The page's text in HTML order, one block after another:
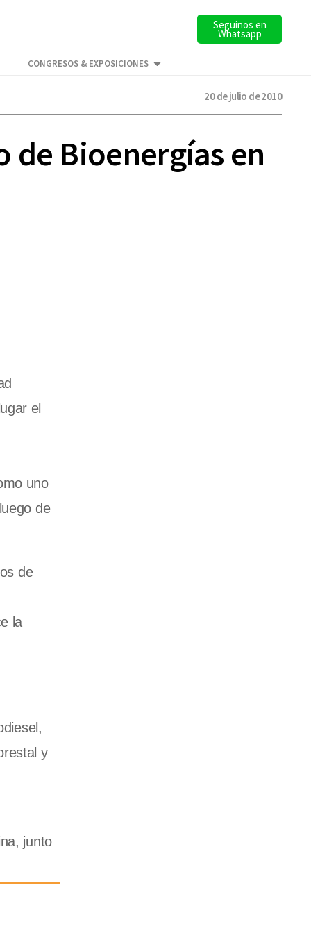
Seguinos en
Whatsapp
CONGRESOS & EXPOSICIONES
20 de julio de 2010
de Bioenergías en
el
uno
de
de
la
y
junto